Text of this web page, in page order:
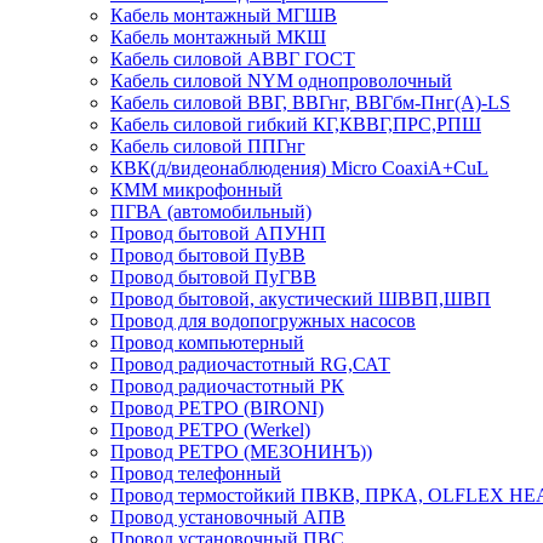
Кабель монтажный МГШВ
Кабель монтажный МКШ
Кабель силовой АВВГ ГОСТ
Кабель силовой NYM однопроволочный
Кабель силовой ВВГ, ВВГнг, ВВГбм-Пнг(А)-LS
Кабель силовой гибкий КГ,КВВГ,ПРС,РПШ
Кабель силовой ППГнг
КВК(д/видеонаблюдения) Micro CoaxiA+CuL
КММ микрофонный
ПГВА (автомобильный)
Провод бытовой АПУНП
Провод бытовой ПуВВ
Провод бытовой ПуГВВ
Провод бытовой, акустический ШВВП,ШВП
Провод для водопогружных насосов
Провод компьютерный
Провод радиочастотный RG,САТ
Провод радиочастотный РК
Провод РЕТРО (BIRONI)
Провод РЕТРО (Werkel)
Провод РЕТРО (МЕЗОНИНЪ))
Провод телефонный
Провод термостойкий ПВКВ, ПРКА, OLFLEX
Провод установочный АПВ